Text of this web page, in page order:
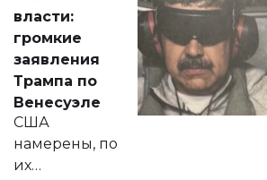
политических
реформах до
вопросов армии,
экономики и
личного здоровья.
власти:
громкие
заявления
Трампа по
Венесуэле
США
намерены, по
их